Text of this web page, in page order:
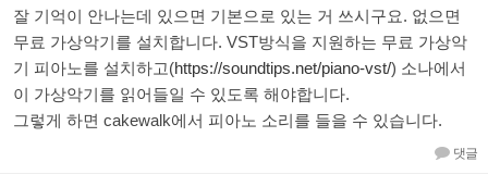
잘 기억이 안나는데 있으면 기본으로 있는 거 쓰시구요. 없으면
무료 가상악기를 설치합니다. VST방식을 지원하는 무료 가상악
기 피아노를 설치하고(https://soundtips.net/piano-vst/) 소나에서
이 가상악기를 읽어들일 수 있도록 해야합니다.
그렇게 하면 cakewalk에서 피아노 소리를 들을 수 있습니다.
댓글